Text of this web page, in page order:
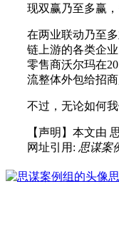
现双赢乃至多赢
在两业联动乃至
链上游的各类企
零售商沃尔玛在
流整体外包给招
不过，无论如何
【声明】本文由
网址引用: 思谋案